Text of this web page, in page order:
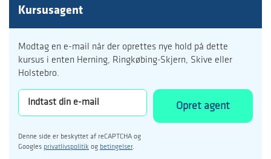
Kursusagent
Modtag en e-mail når der oprettes nye hold på dette
kursus i enten Herning, Ringkøbing-Skjern, Skive eller
Holstebro.
Opret agent
Denne side er beskyttet af reCAPTCHA og
Googles privatlivspolitik og betingelser.